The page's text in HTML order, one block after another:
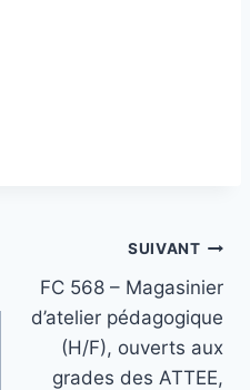
SUIVANT
FC 568 – Magasinier
d’atelier pédagogique
(H/F), ouverts aux
grades des ATTEE,